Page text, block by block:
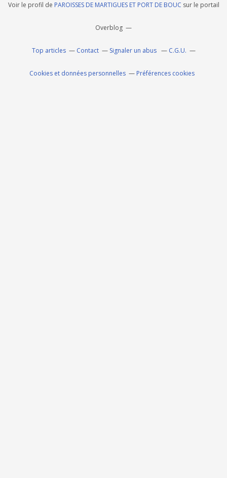
Voir le profil de PAROISSES DE MARTIGUES ET PORT DE BOUC sur le portail
Overblog
Top articles Contact Signaler un abus C.G.U.
Cookies et données personnelles Préférences cookies